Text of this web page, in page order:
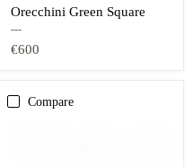
Orecchini Green Square
---
€600
Compare